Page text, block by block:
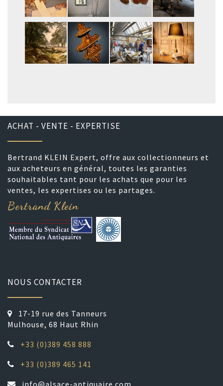
ACHAT - VENTE - EXPERTISE
Bertrand KLEIN Expert, offre aux collectionneurs et
aux acheteurs en général, toutes les garanties
souhaitables tant pour les achats que pour les
ventes, les expertises ou les partages.
Bertrand Klein
NOUS CONTACTER
17-19 rue des Tanneurs
Mulhouse, 68 Haut Rhin
+33 (0)389 458 888
+33 (0)389 465 141
info@alsace-antiquaire.com